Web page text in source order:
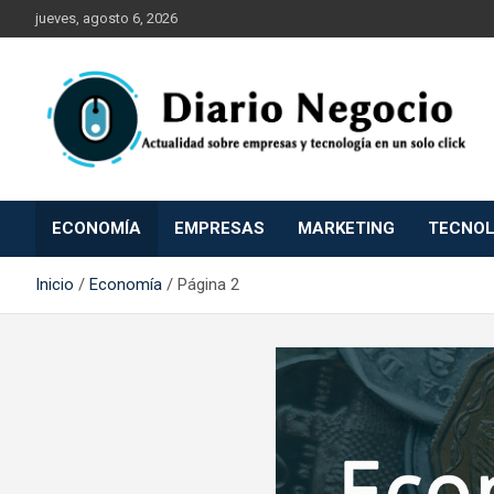
Saltar
al
jueves, agosto 6, 2026
Diario Negocio
ECONOMÍA EMPRESAS MARKETING
Inicio Economía Página 2